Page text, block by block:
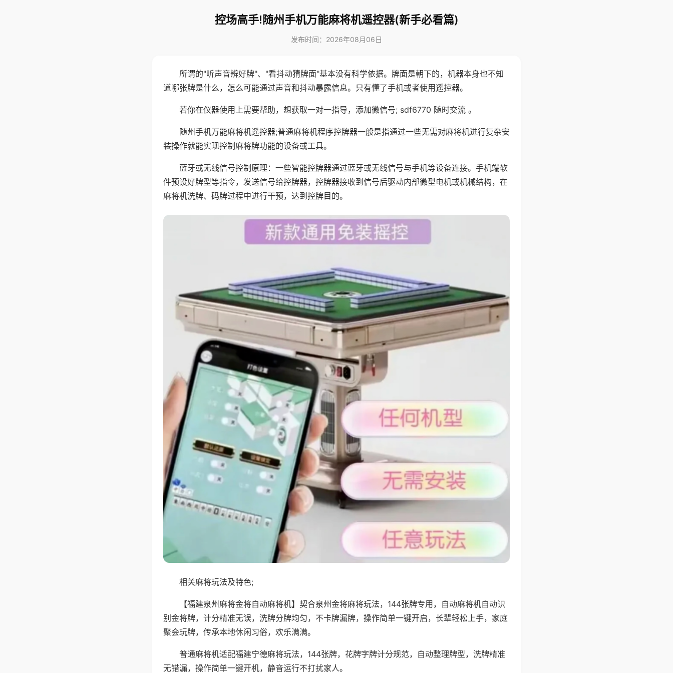
控场高手!随州手机万能麻将机遥控器(新手必看篇)
发布时间：2026年08月06日
所谓的"听声音辨好牌"、"看抖动猜牌面"基本没有科学依据。牌面是朝下的，机器本身也不知
道哪张牌是什么，怎么可能通过声音和抖动暴露信息。只有懂了手机或者使用遥控器。
若你在仪器使用上需要帮助，想获取一对一指导，添加微信号; sdf6770 随时交流 。
随州手机万能麻将机遥控器;普通麻将机程序控牌器一般是指通过一些无需对麻将机进行复杂安
装操作就能实现控制麻将牌功能的设备或工具。
蓝牙或无线信号控制原理：一些智能控牌器通过蓝牙或无线信号与手机等设备连接。手机端软
件预设好牌型等指令，发送信号给控牌器，控牌器接收到信号后驱动内部微型电机或机械结构，在
麻将机洗牌、码牌过程中进行干预，达到控牌目的。
相关麻将玩法及特色;
【福建泉州麻将金将自动麻将机】契合泉州金将麻将玩法，144张牌专用，自动麻将机自动识
别金将牌，计分精准无误，洗牌分牌均匀，不卡牌漏牌，操作简单一键开启，长辈轻松上手，家庭
聚会玩牌，传承本地休闲习俗，欢乐满满。
普通麻将机适配福建宁德麻将玩法，144张牌，花牌字牌计分规范，自动整理牌型，洗牌精准
无错漏，操作简单一键开机，静音运行不打扰家人。